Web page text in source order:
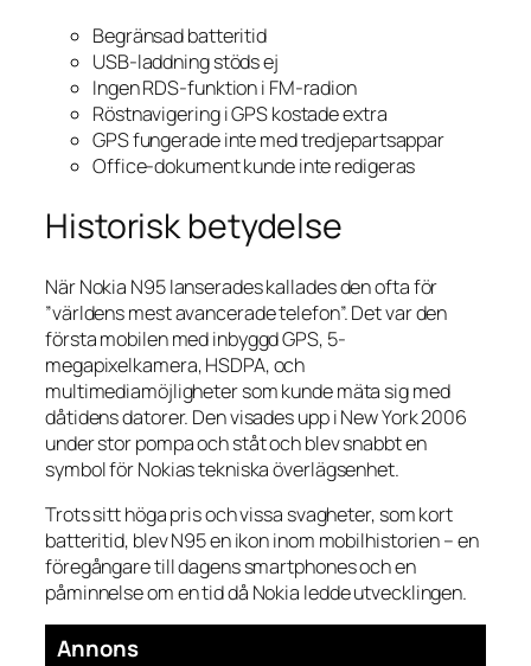
Begränsad batteritid
USB-laddning stöds ej
Ingen RDS-funktion i FM-radion
Röstnavigering i GPS kostade extra
GPS fungerade inte med tredjepartsappar
Office-dokument kunde inte redigeras
Historisk betydelse
När Nokia N95 lanserades kallades den ofta för
”världens mest avancerade telefon”. Det var den
första mobilen med inbyggd GPS, 5-
megapixelkamera, HSDPA, och
multimediamöjligheter som kunde mäta sig med
dåtidens datorer. Den visades upp i New York 2006
under stor pompa och ståt och blev snabbt en
symbol för Nokias tekniska överlägsenhet.
Trots sitt höga pris och vissa svagheter, som kort
batteritid, blev N95 en ikon inom mobilhistorien – en
föregångare till dagens smartphones och en
påminnelse om en tid då Nokia ledde utvecklingen.
Annons